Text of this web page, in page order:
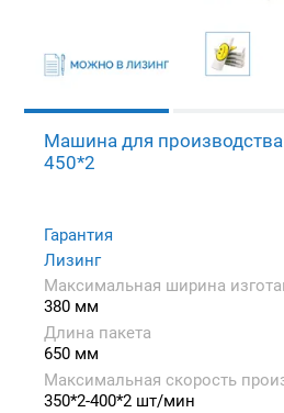
Машина для производства
450*2
Гарантия
Лизинг
Максимальная ширина
380 мм
Длина пакета
650 мм
Максимальная скорость
350*2-400*2 шт/мин